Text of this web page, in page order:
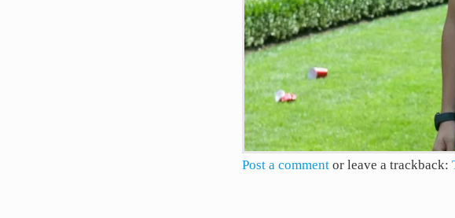
Post a commentor leave a trackback: